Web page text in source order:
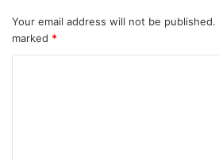
Your email address will not be published.
marked *